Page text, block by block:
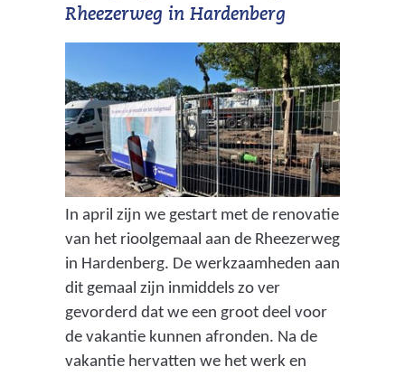
Rheezerweg in Hardenberg
In april zijn we gestart met de renovatie
van het rioolgemaal aan de Rheezerweg
in Hardenberg. De werkzaamheden aan
dit gemaal zijn inmiddels zo ver
gevorderd dat we een groot deel voor
de vakantie kunnen afronden. Na de
vakantie hervatten we het werk en